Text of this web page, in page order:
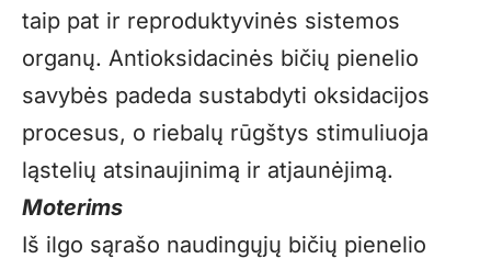
taip pat ir reproduktyvinės sistemos
organų. Antioksidacinės bičių pienelio
savybės padeda sustabdyti oksidacijos
procesus, o riebalų rūgštys stimuliuoja
ląstelių atsinaujinimą ir atjaunėjimą.
Moterims
Iš ilgo sąrašo naudingųjų bičių pienelio